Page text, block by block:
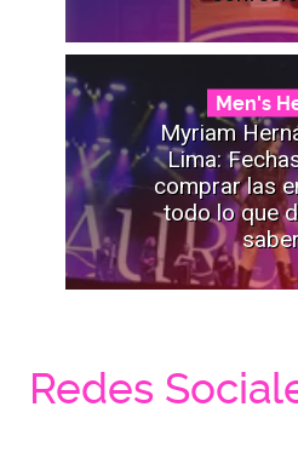
Men's
Myriam
Lima:
comprar las
todo lo que
Redes